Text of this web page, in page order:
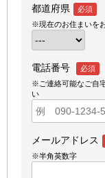
都道府県
必須
※現在のお住まいを
電話番号
必須
※ご連絡可能なご自
い
メールアドレス
※半角英数字